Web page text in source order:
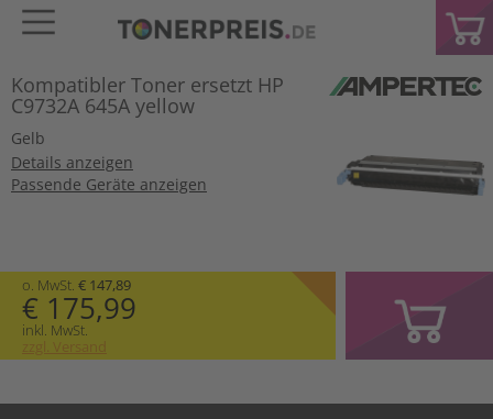
Kompatibler Toner ersetzt HP
C9732A 645A yellow
Gelb
Details anzeigen
Passende Geräte anzeigen
o. MwSt. € 147,89
€ 175,99
inkl. MwSt.
zzgl. Versand